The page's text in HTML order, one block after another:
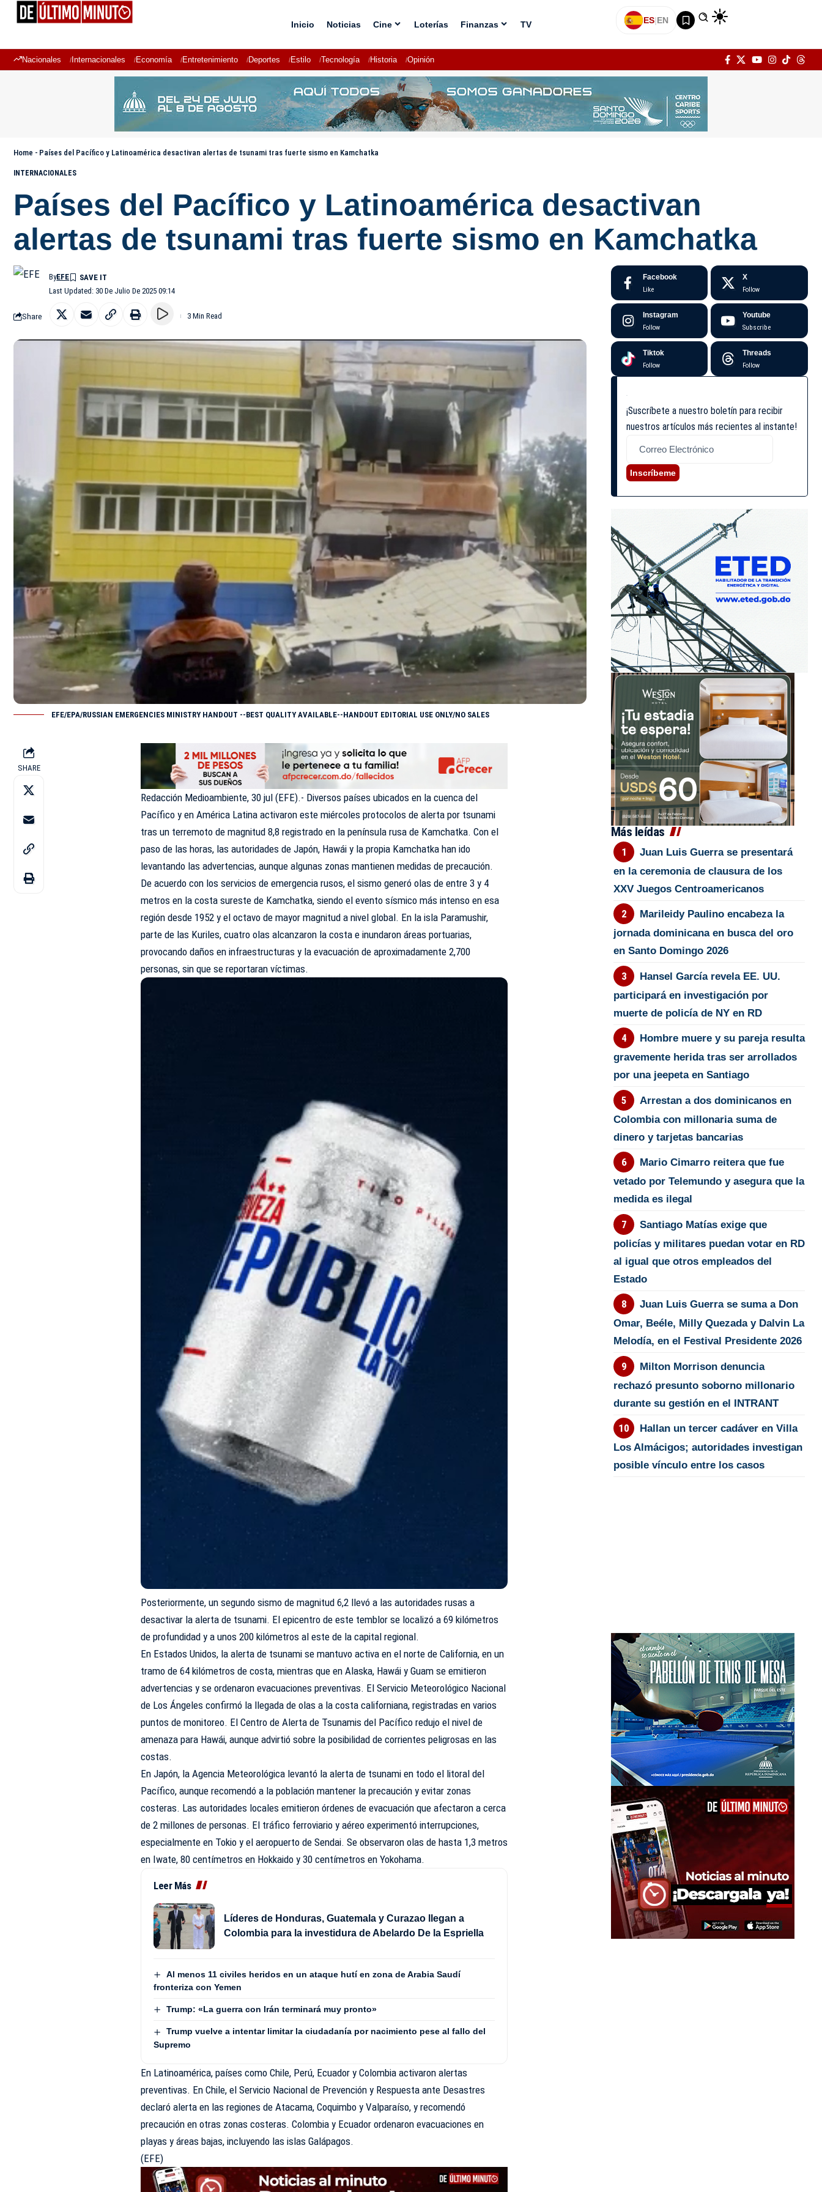
Inicio Noticias Cine Loterías Finanzas TV ES|EN
Nacionales Internacionales Economía Entretenimiento Deportes Estilo Tecnología Historia Opinión
Home - Países del Pacífico y Latinoamérica desactivan alertas de tsunami tras fuerte sismo en Kamchatka
INTERNACIONALES
Países del Pacífico y Latinoamérica desactivan
alertas de tsunami tras fuerte sismo en Kamchatka
Last Updated: 30 De Julio De 2025 09:14
ByEFE
Share 3 Min Read
EFE/EPA/RUSSIAN EMERGENCIES MINISTRY HANDOUT --BEST QUALITY AVAILABLE--HANDOUT EDITORIAL USE ONLY/NO SALES
SHARE
Redacción Medioambiente, 30 jul (EFE).- Diversos países ubicados en la cuenca del
Pacífico y en América Latina activaron este miércoles protocolos de alerta por tsunami
tras un terremoto de magnitud 8,8 registrado en la península rusa de Kamchatka. Con el
paso de las horas, las autoridades de Japón, Hawái y la propia Kamchatka han ido
levantando las advertencias, aunque algunas zonas mantienen medidas de precaución.
De acuerdo con los servicios de emergencia rusos, el sismo generó olas de entre 3 y 4
metros en la costa sureste de Kamchatka, siendo el evento sísmico más intenso en esa
región desde 1952 y el octavo de mayor magnitud a nivel global. En la isla Paramushir,
parte de las Kuriles, cuatro olas alcanzaron la costa e inundaron áreas portuarias,
provocando daños en infraestructuras y la evacuación de aproximadamente 2,700
personas, sin que se reportaran víctimas.
Posteriormente, un segundo sismo de magnitud 6,2 llevó a las autoridades rusas a
desactivar la alerta de tsunami. El epicentro de este temblor se localizó a 69 kilómetros
de profundidad y a unos 200 kilómetros al este de la capital regional.
En Estados Unidos, la alerta de tsunami se mantuvo activa en el norte de California, en un
tramo de 64 kilómetros de costa, mientras que en Alaska, Hawái y Guam se emitieron
advertencias y se ordenaron evacuaciones preventivas. El Servicio Meteorológico Nacional
de Los Ángeles confirmó la llegada de olas a la costa californiana, registradas en varios
puntos de monitoreo. El Centro de Alerta de Tsunamis del Pacífico redujo el nivel de
amenaza para Hawái, aunque advirtió sobre la posibilidad de corrientes peligrosas en las
costas.
En Japón, la Agencia Meteorológica levantó la alerta de tsunami en todo el litoral del
Pacífico, aunque recomendó a la población mantener la precaución y evitar zonas
costeras. Las autoridades locales emitieron órdenes de evacuación que afectaron a cerca
de 2 millones de personas. El tráfico ferroviario y aéreo experimentó interrupciones,
especialmente en Tokio y el aeropuerto de Sendai. Se observaron olas de hasta 1,3 metros
en Iwate, 80 centímetros en Hokkaido y 30 centímetros en Yokohama.
Leer Más
Líderes de Honduras, Guatemala y Curazao llegan a
Colombia para la investidura de Abelardo De la Espriella
Al menos 11 civiles heridos en un ataque hutí en zona de Arabia Saudí
fronteriza con Yemen
Trump: «La guerra con Irán terminará muy pronto»
Trump vuelve a intentar limitar la ciudadanía por nacimiento pese al fallo del
Supremo
En Latinoamérica, países como Chile, Perú, Ecuador y Colombia activaron alertas
preventivas. En Chile, el Servicio Nacional de Prevención y Respuesta ante Desastres
declaró alerta en las regiones de Atacama, Coquimbo y Valparaíso, y recomendó
precaución en otras zonas costeras. Colombia y Ecuador ordenaron evacuaciones en
playas y áreas bajas, incluyendo las islas Galápagos.
(EFE)
Facebook
Like
X
Follow
Instagram
Follow
Youtube
Subscribe
Tiktok
Follow
Threads
Follow
¡Suscríbete a nuestro boletín para recibir
nuestros artículos más recientes al instante!
Inscríbeme
Más leídas
Juan Luis Guerra se presentará
en la ceremonia de clausura de los
XXV Juegos Centroamericanos
Marileidy Paulino encabeza la
jornada dominicana en busca del oro
en Santo Domingo 2026
Hansel García revela EE. UU.
participará en investigación por
muerte de policía de NY en RD
Hombre muere y su pareja resulta
gravemente herida tras ser arrollados
por una jeepeta en Santiago
Arrestan a dos dominicanos en
Colombia con millonaria suma de
dinero y tarjetas bancarias
Mario Cimarro reitera que fue
vetado por Telemundo y asegura que la
medida es ilegal
Santiago Matías exige que
policías y militares puedan votar en RD
al igual que otros empleados del
Estado
Juan Luis Guerra se suma a Don
Omar, Beéle, Milly Quezada y Dalvin La
Melodía, en el Festival Presidente 2026
Milton Morrison denuncia
rechazó presunto soborno millonario
durante su gestión en el INTRANT
Hallan un tercer cadáver en Villa
Los Almácigos; autoridades investigan
posible vínculo entre los casos